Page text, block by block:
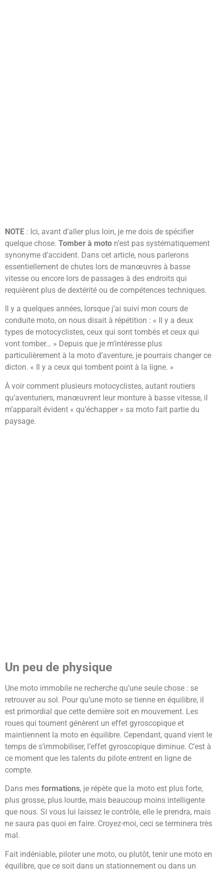
NOTE : Ici, avant d’aller plus loin, je me dois de spécifier
quelque chose. Tomber à moto n’est pas systématiquement
synonyme d’accident. Dans cet article, nous parlerons
essentiellement de chutes lors de manœuvres à basse
vitesse ou encore lors de passages à des endroits qui
requièrent plus de dextérité ou de compétences techniques.
Il y a quelques années, lorsque j’ai suivi mon cours de
conduite moto, on nous disait à répétition : « Il y a deux
types de motocyclistes, ceux qui sont tombés et ceux qui
vont tomber… » Depuis que je m’intéresse plus
particulièrement à la moto d’aventure, je pourrais changer ce
dicton. « Il y a ceux qui tombent point à la ligne. »
À voir comment plusieurs motocyclistes, autant routiers
qu’aventuriers, manœuvrent leur monture à basse vitesse, il
m’apparaît évident « qu’échapper » sa moto fait partie du
paysage.
Un peu de physique
Une moto immobile ne recherche qu’une seule chose : se
retrouver au sol. Pour qu’une moto se tienne en équilibre, il
est primordial que cette dernière soit en mouvement. Les
roues qui tournent génèrent un effet gyroscopique et
maintiennent la moto en équilibre. Cependant, quand vient le
temps de s’immobiliser, l’effet gyroscopique diminue. C’est à
ce moment que les talents du pilote entrent en ligne de
compte.
Dans mes formations, je répète que la moto est plus forte,
plus grosse, plus lourde, mais beaucoup moins intelligente
que nous. Si vous lui laissez le contrôle, elle le prendra, mais
ne saura pas quoi en faire. Croyez-moi, ceci se terminera très
mal.
Fait indéniable, piloter une moto, ou plutôt, tenir une moto en
équilibre, que ce soit dans un stationnement ou dans un